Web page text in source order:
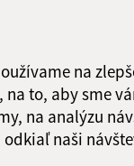
na
to, aby sme
na analýzu
naši
Response